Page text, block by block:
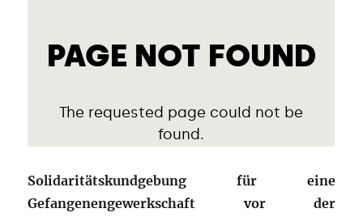
Solidaritätskundgebung für eine
Gefangenengewerkschaft vor der